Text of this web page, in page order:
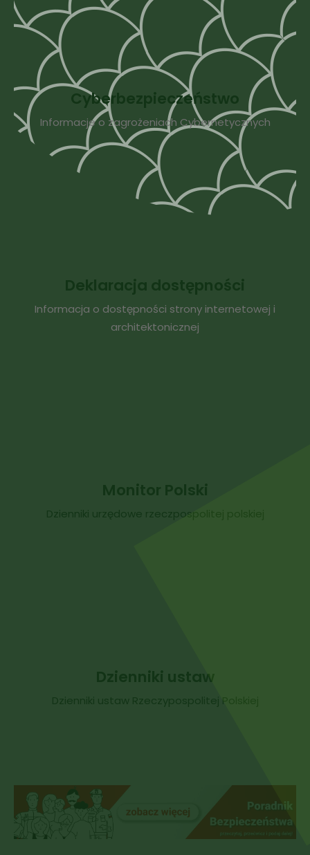
Cyberbezpieczeństwo
Informacje o zagrożeniach Cybernetycznych
Deklaracja dostępności
Informacja o dostępności strony internetowej i
architektonicznej
Monitor Polski
Dzienniki urzędowe rzeczpospolitej polskiej
Dzienniki ustaw
Dzienniki ustaw Rzeczypospolitej Polskiej